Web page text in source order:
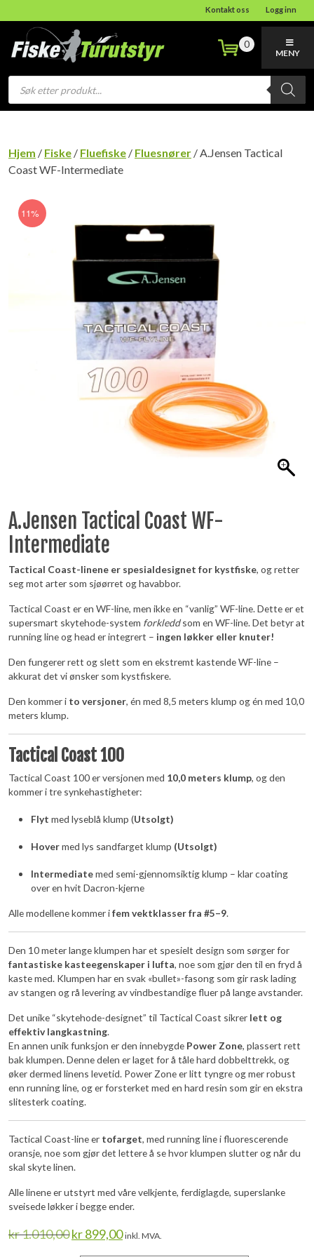
Kontakt oss Logg inn
Products
search
0
MENY
Hjem / Fiske / Fluefiske / Fluesnører / A.Jensen Tactical
Coast WF-Intermediate
11%
A.Jensen Tactical Coast WF-
Intermediate
Tactical Coast-linene er spesialdesignet for kystfiske, og retter
seg mot arter som sjøørret og havabbor.
Tactical Coast er en WF-line, men ikke en “vanlig” WF-line. Dette er et
supersmart skytehode-system forkleddsom en WF-line. Det betyr at
running line og head er integrert – ingen løkker eller knuter!
Den fungerer rett og slett som en ekstremt kastende WF-line –
akkurat det vi ønsker som kystfiskere.
Den kommer i to versjoner, én med 8,5 meters klump og én med 10,0
meters klump.
Tactical Coast 100
Tactical Coast 100 er versjonen med 10,0 meters klump, og den
kommer i tre synkehastigheter:
Flyt med lyseblå klump (Utsolgt)
Hovermed lys sandfarget klump (Utsolgt)
Intermediatemed semi-gjennomsiktig klump – klar coating
over en hvit Dacron-kjerne
Alle modellene kommer ifem vektklasser fra #5–9.
Den 10 meter lange klumpen har et spesielt design som sørger for
fantastiske kasteegenskaper i lufta, noe som gjør den til en fryd å
kaste med. Klumpen har en svak «bullet»-fasong som gir rask lading
av stangen og rå levering av vindbestandige fluer på lange avstander.
Det unike “skytehode-designet” til Tactical Coast sikrer lett og
effektiv langkastning.
En annen unik funksjon er den innebygde Power Zone, plassert rett
bak klumpen. Denne delen er laget for å tåle hard dobbelttrekk, og
øker dermed linens levetid. Power Zone er litt tyngre og mer robust
enn running line, og er forsterket med en hard resin som gir en ekstra
slitesterk coating.
Tactical Coast-line er tofarget, med running line i fluorescerende
oransje, noe som gjør det lettere å se hvor klumpen slutter og når du
skal skyte linen.
Alle linene er utstyrt med våre velkjente, ferdiglagde, superslanke
sveisede løkker i begge ender.
kr1.010,00 Opprinnelig
kr899,00Nåværende
inkl. MVA.